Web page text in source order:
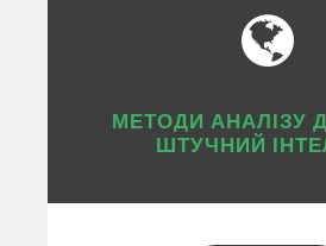
МЕТОДИ АНАЛІЗУ
ШТУЧНИЙ